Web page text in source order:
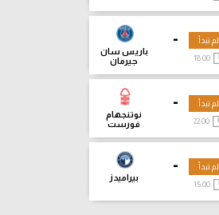
-
باريس سان
جيرمان
لم تبدأ
18:00
-
نوتنجهام
فورست
لم تبدأ
-
بيراميدز
لم تبدأ
15:00